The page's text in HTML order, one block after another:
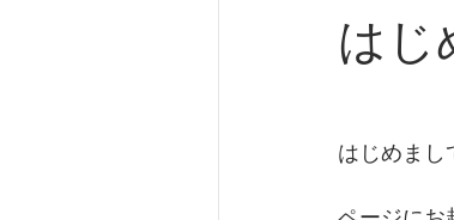
はじ
はじめまし